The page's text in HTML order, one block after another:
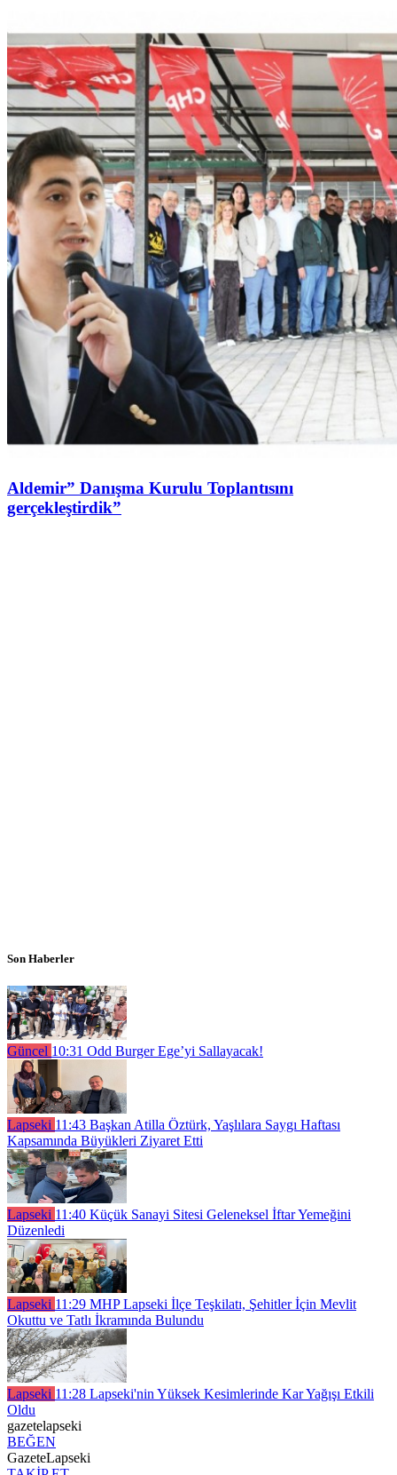
Aldemir” Danışma Kurulu Toplantısını
gerçekleştirdik”
Son Haberler
Güncel 10:31 Odd Burger Ege’yi Sallayacak!
Lapseki 11:43 Başkan Atilla Öztürk, Yaşlılara Saygı Haftası
Kapsamında Büyükleri Ziyaret Etti
Lapseki 11:40 Küçük Sanayi Sitesi Geleneksel İftar Yemeğini
Düzenledi
Lapseki 11:29 MHP Lapseki İlçe Teşkilatı, Şehitler İçin Mevlit
Okuttu ve Tatlı İkramında Bulundu
Lapseki 11:28 Lapseki'nin Yüksek Kesimlerinde Kar Yağışı Etkili
Oldu
gazetelapseki
BEĞEN
GazeteLapseki